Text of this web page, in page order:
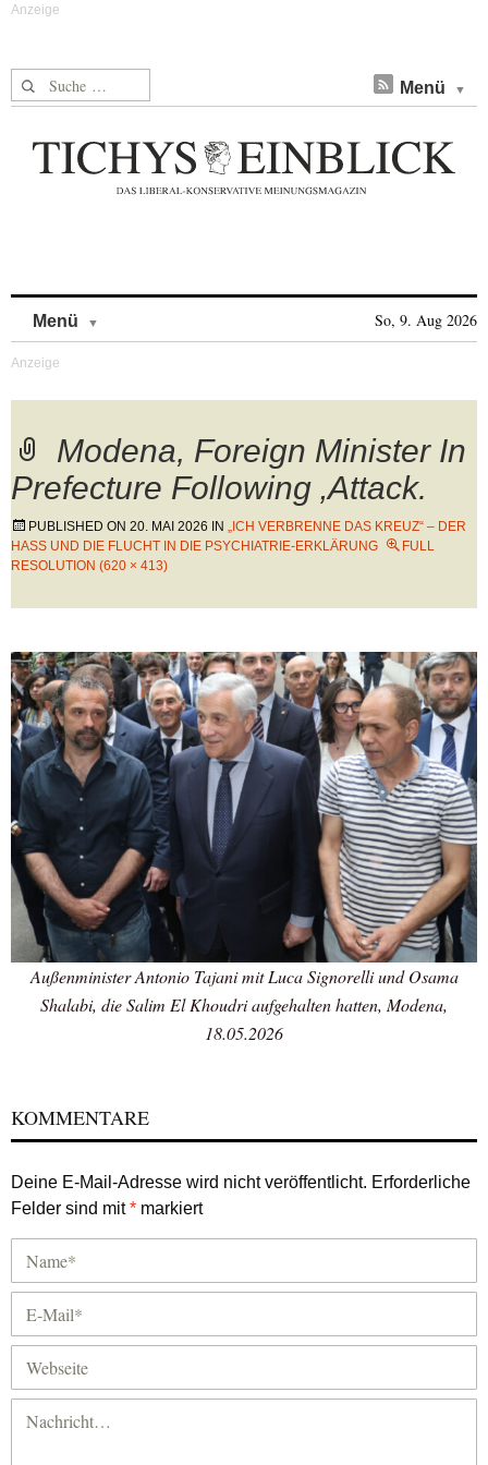
Suche nach: Menü
Menü So, 9. Aug 2026
Modena, Foreign Minister In
Prefecture Following ‚Attack.
PUBLISHED ON 20. MAI 2026 IN „ICH VERBRENNE DAS KREUZ“ – DER
HASS UND DIE FLUCHT IN DIE PSYCHIATRIE-ERKLÄRUNG
FULL
RESOLUTION (620 × 413)
Außenminister Antonio Tajani mit Luca Signorelli und Osama
Shalabi, die Salim El Khoudri aufgehalten hatten, Modena,
18.05.2026
KOMMENTARE
Deine E-Mail-Adresse wird nicht veröffentlicht. Erforderliche
Felder sind mit* markiert